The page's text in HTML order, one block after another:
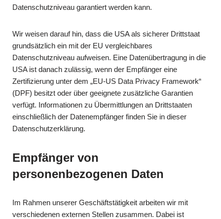
Datenschutzniveau garantiert werden kann.
Wir weisen darauf hin, dass die USA als sicherer Drittstaat
grundsätzlich ein mit der EU vergleichbares
Datenschutzniveau aufweisen. Eine Datenübertragung in die
USA ist danach zulässig, wenn der Empfänger eine
Zertifizierung unter dem „EU-US Data Privacy Framework“
(DPF) besitzt oder über geeignete zusätzliche Garantien
verfügt. Informationen zu Übermittlungen an Drittstaaten
einschließlich der Datenempfänger finden Sie in dieser
Datenschutzerklärung.
Empfänger von
personenbezogenen Daten
Im Rahmen unserer Geschäftstätigkeit arbeiten wir mit
verschiedenen externen Stellen zusammen. Dabei ist